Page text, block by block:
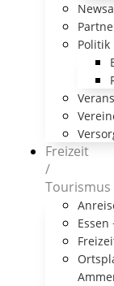
Politik
Freizeit
/
Tourismus
Essen